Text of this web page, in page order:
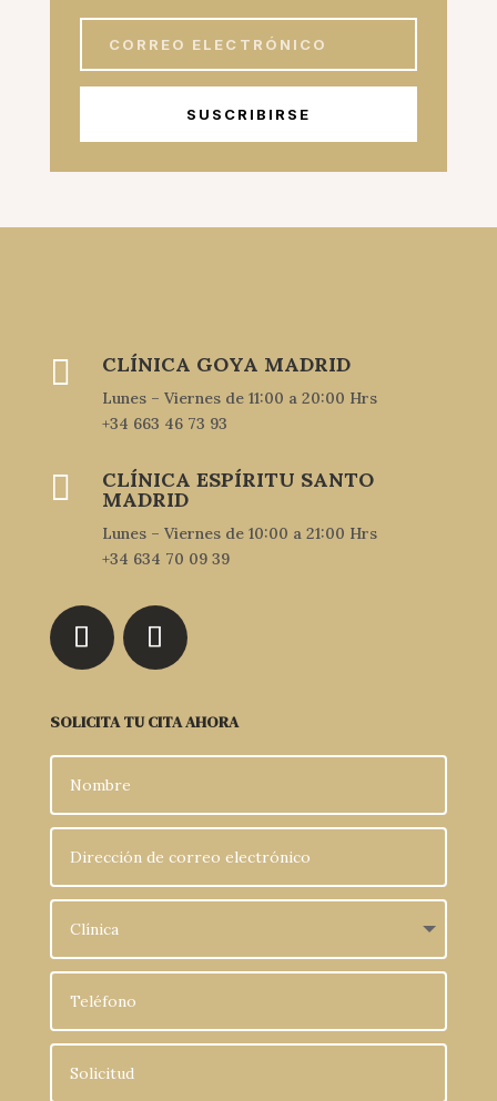
SUSCRIBIRSE
 CLÍNICA GOYA MADRID
Lunes – Viernes de 11:00 a 20:00 Hrs
+34 663 46 73 93
 CLÍNICA ESPÍRITU SANTO
MADRID
Lunes – Viernes de 10:00 a 21:00 Hrs
+34 634 70 09 39
SOLICITA TU CITA AHORA